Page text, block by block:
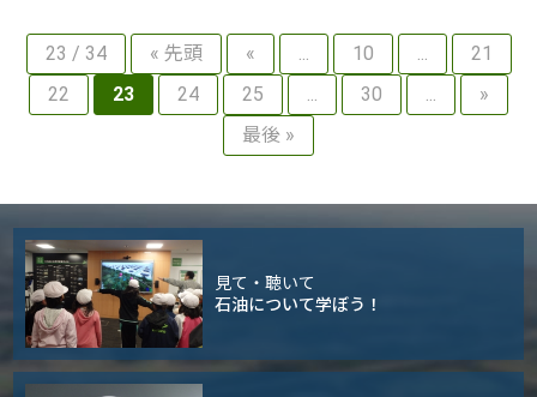
23 / 34 « 先頭 « ... 10 ...
21
22
23 24 25 ... 30 ...
»
最後 »
見て・聴いて
石油について学ぼう！